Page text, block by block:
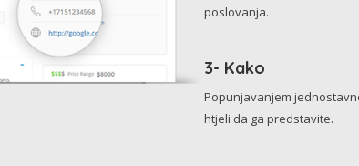
poslovanja.
3- Kako
Popunjavanjem
htjeli da ga predstavite.